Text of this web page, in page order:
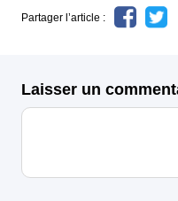
Partager l’article :
Laisser un